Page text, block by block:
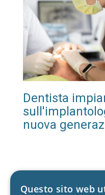
Dentista
nuova
Questo sito web